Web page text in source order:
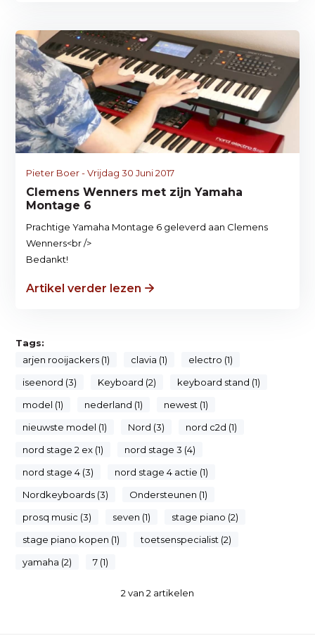
Pieter Boer - Vrijdag 30 Juni 2017
Clemens Wenners met zijn Yamaha
Montage 6
Prachtige Yamaha Montage 6 geleverd aan Clemens
Wenners<br />
Bedankt!
Artikel verder lezen
Tags:
arjen rooijackers (1)
clavia (1)
electro (1)
iseenord (3)
Keyboard (2)
keyboard stand (1)
model (1)
nederland (1)
newest (1)
nieuwste model (1)
Nord (3)
nord c2d (1)
nord stage 2 ex (1)
nord stage 3 (4)
nord stage 4 (3)
nord stage 4 actie (1)
Nordkeyboards (3)
Ondersteunen (1)
prosq music (3)
seven (1)
stage piano (2)
stage piano kopen (1)
toetsenspecialist (2)
yamaha (2)
7 (1)
2 van 2 artikelen